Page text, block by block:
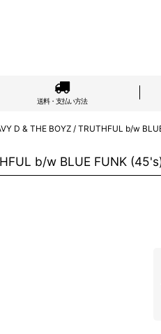
送料・支払い方法
D & THE BOYZ / TRUTHFUL b/w
b/w BLUE FUNK